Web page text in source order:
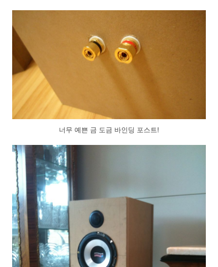
너무 예쁜 금 도금 바인딩 포스트!